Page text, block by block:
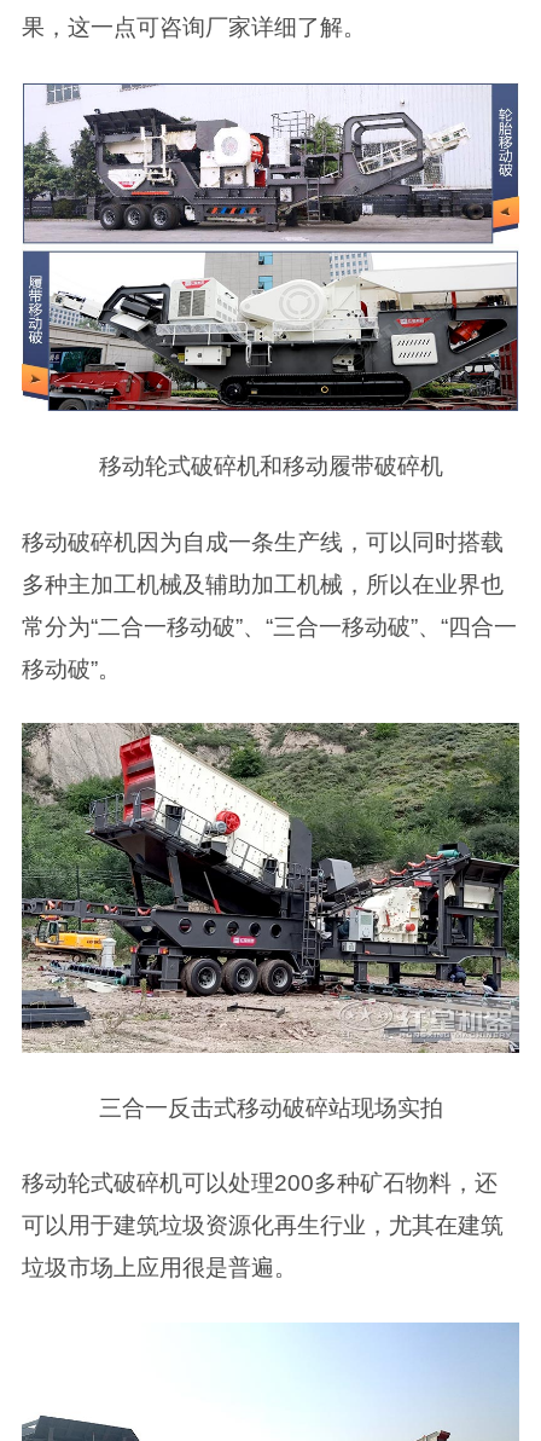
果，这一点可咨询厂家详细了解。
移动轮式破碎机和移动履带破碎机
移动破碎机因为自成一条生产线，可以同时搭载
多种主加工机械及辅助加工机械，所以在业界也
常分为“二合一移动破”、“三合一移动破”、“四合一
移动破”。
三合一反击式移动破碎站现场实拍
移动轮式破碎机可以处理200多种矿石物料，还
可以用于建筑垃圾资源化再生行业，尤其在建筑
垃圾市场上应用很是普遍。